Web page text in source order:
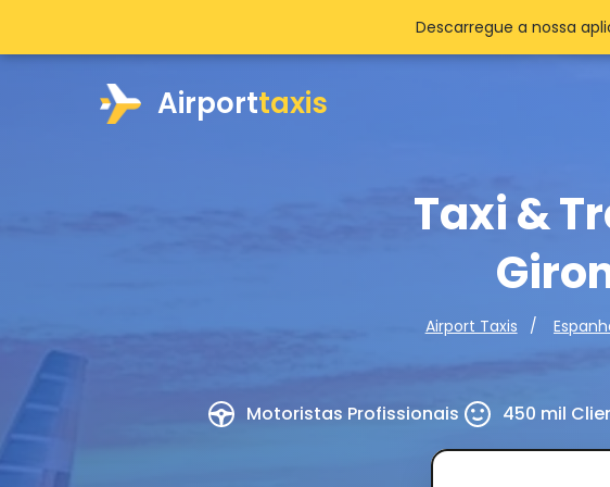
Airporttaxis
Taxi &
Airport Taxis
Motoristas Profissionais 450 mil
Descarregue a nossa